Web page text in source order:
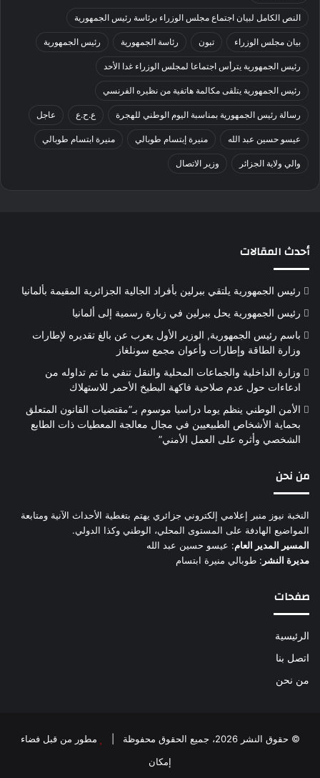
النص الكامل لبيان اجتماع مجلس الوزراء برئاسة رئيس الجمهورية
بيان مجلس الوزراء تبون رئاسة الجمهورية رئيس الجمهورية
رئيس الجمهورية يترأس اجتماعا لمجلس الوزراء غدا الأحد
رئيس الجمهورية يتلقى مكالمة هاتفية من نظيره الفرنسي
رسالة رئيس الجمهورية بمناسبة اليوم الوطني للهجرة ع.ح.ع عاجل
عيسو حسين عبد الله منيرة إبتسام طوبالي منيرة ابتسام طوبالي
والي ولاية الجزائر وزير الاتصال
أحدث المقالات
رئيس الجمهورية يلتقي ببرلين بأفراد الجالية الجزائرية المقيمة بألمانيا
رئيس الجمهورية يحل ببرلين في زيارة رسمية إلى ألمانيا
باسم رئيس الجمهورية, الوزير الأول يعرب عن بالغ تقديره لإطارات
وزارة الطاقة وإطارات وأعوان مجمع سونلغاز
وزارة الداخلية والجماعات المحلية والنقل تنفي ما تم تداوله من
ادعاءات حول عدم صلاحية فاكهة البطيخ الأحمر للاستهلاك
الأمن الوطني ينظم يوما دراسيا موسوم بـ”مقتضيات القانون المتعلق
بحماية الأشخاص الطبيعيين في مجال معالجة المعطيات ذات الطابع
الشخصي وأثره على العمل الأمني”
من نحن
النخبة نيوز منبر إعلامي إلكتروني جزائري يهتم بتغطية الأحداث الآنية ومتابعة
المواضيع الهادفة على المستوى المحلي، الوطني وكذا الدولي.
المسير المدير العام: عيسو حسين عبد الله
مديرة النشر : طوبالي منيرة ابتسام
صفحات
الرئيسية
اتصل بنا
من نحن
© حقوق النشر 2026، جميع الحقوق محفوظة |
مطور من قبل فضاء
إمكان